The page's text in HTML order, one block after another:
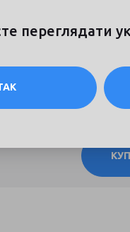
(нагрудный)
переглядати